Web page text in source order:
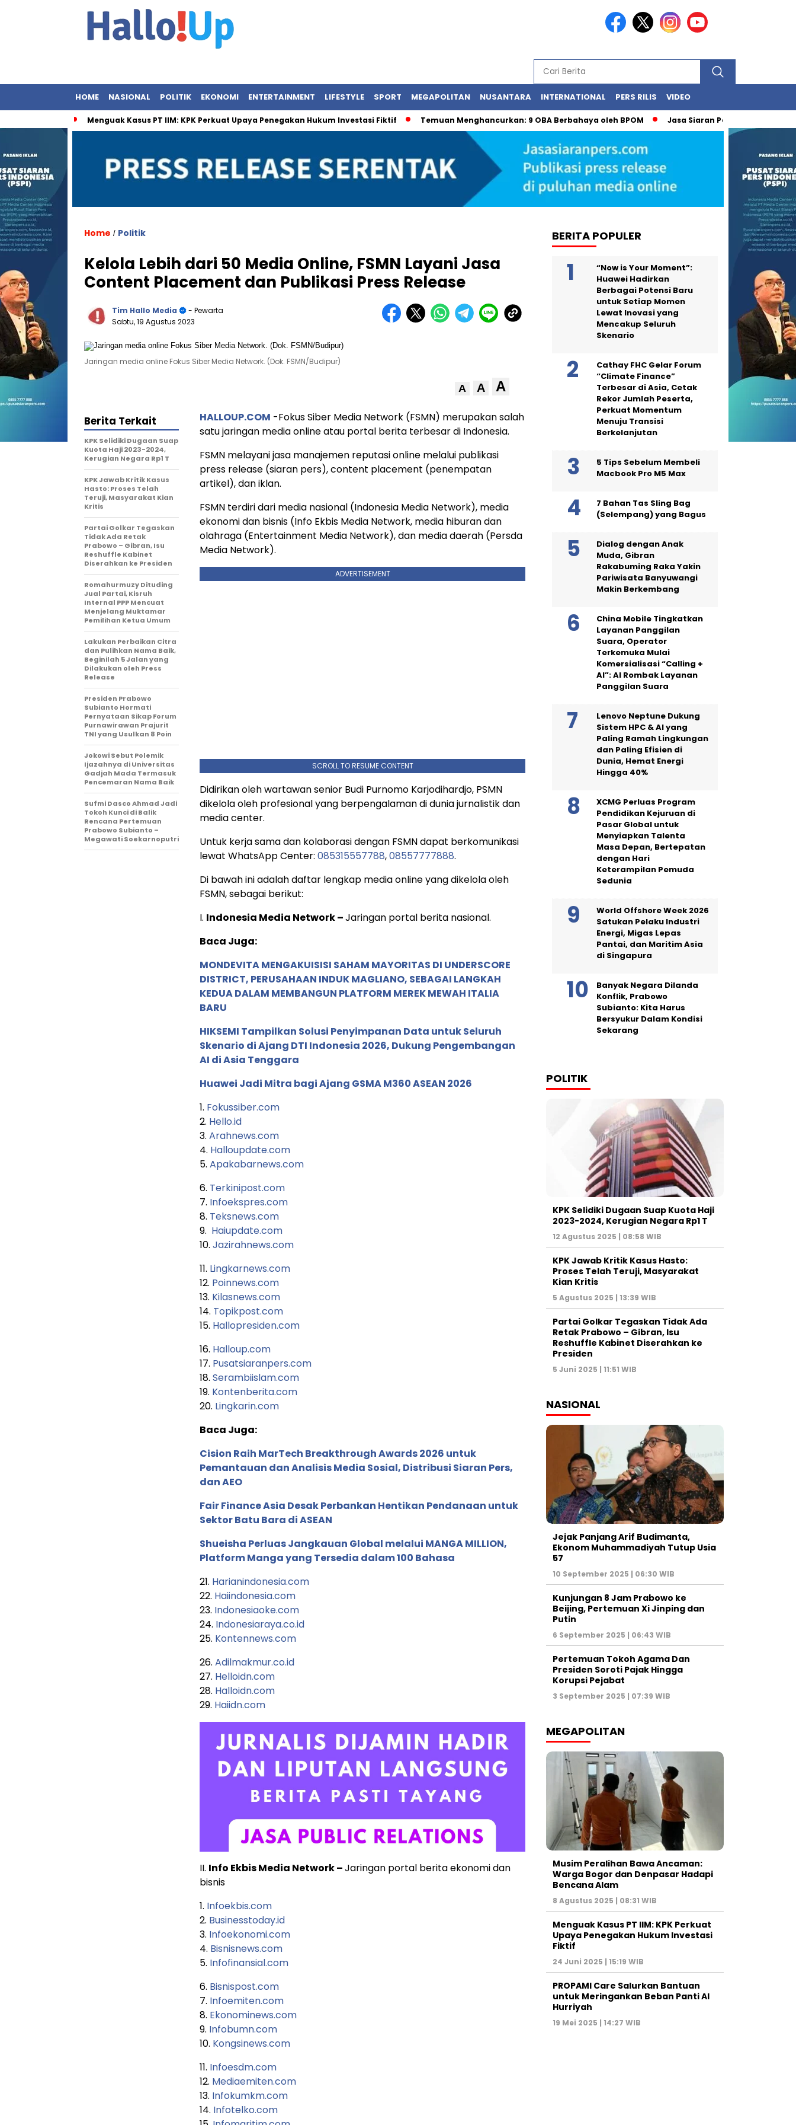
HOME NASIONAL POLITIK EKONOMI ENTERTAINMENT LIFESTYLE SPORT MEGAPOLITAN NUSANTARA INTERNATIONAL PERS RILIS VIDEO
Menguak Kasus PT IIM: KPK Perkuat Upaya Penegakan Hukum Investasi Fiktif Temuan Menghancurkan: 9 OBA Berbahaya oleh BPOM Jasa Siaran Pers Persriliscom
Home / Politik
Kelola Lebih dari 50 Media Online, FSMN Layani Jasa
Content Placement dan Publikasi Press Release
Tim Hallo Media
- Pewarta
Sabtu, 19 Agustus 2023
Jaringan media online Fokus Siber Media Network. (Dok. FSMN/Budipur)
A A A
HALLOUP.COM -Fokus Siber Media Network (FSMN) merupakan salah
satu jaringan media online atau portal berita terbesar di Indonesia.
FSMN melayani jasa manajemen reputasi online melalui publikasi
press release (siaran pers), content placement (penempatan
artikel), dan iklan.
FSMN terdiri dari media nasional (Indonesia Media Network), media
ekonomi dan bisnis (Info Ekbis Media Network, media hiburan dan
olahraga (Entertainment Media Network), dan media daerah (Persda
Media Network).
ADVERTISEMENT
SCROLL TO RESUME CONTENT
Didirikan oleh wartawan senior Budi Purnomo Karjodihardjo, PSMN
dikelola oleh profesional yang berpengalaman di dunia jurnalistik dan
media center.
Untuk kerja sama dan kolaborasi dengan FSMN dapat berkomunikasi
lewat WhatsApp Center: 085315557788,08557777888.
Di bawah ini adalah daftar lengkap media online yang dikelola oleh
FSMN, sebagai berikut:
I. Indonesia Media Network –Jaringan portal berita nasional.
Baca Juga:
MONDEVITA MENGAKUISISI SAHAM MAYORITAS DI UNDERSCORE
DISTRICT, PERUSAHAAN INDUK MAGLIANO, SEBAGAI LANGKAH
KEDUA DALAM MEMBANGUN PLATFORM MEREK MEWAH ITALIA
BARU
HIKSEMI Tampilkan Solusi Penyimpanan Data untuk Seluruh
Skenario di Ajang DTI Indonesia 2026, Dukung Pengembangan
AI di Asia Tenggara
Huawei Jadi Mitra bagi Ajang GSMA M360 ASEAN 2026
1. Fokussiber.com
2. Hello.id
3. Arahnews.com
4. Halloupdate.com
5. Apakabarnews.com
6. Terkinipost.com
7. Infoekspres.com
8. Teksnews.com
9. Haiupdate.com
10. Jazirahnews.com
11. Lingkarnews.com
12. Poinnews.com
13. Kilasnews.com
14. Topikpost.com
15. Hallopresiden.com
16. Halloup.com
17. Pusatsiaranpers.com
18. Serambiislam.com
19. Kontenberita.com
20. Lingkarin.com
Baca Juga:
Cision Raih MarTech Breakthrough Awards 2026 untuk
Pemantauan dan Analisis Media Sosial, Distribusi Siaran Pers,
dan AEO
Fair Finance Asia Desak Perbankan Hentikan Pendanaan untuk
Sektor Batu Bara di ASEAN
Shueisha Perluas Jangkauan Global melalui MANGA MILLION,
Platform Manga yang Tersedia dalam 100 Bahasa
21. Harianindonesia.com
22. Haiindonesia.com
23. Indonesiaoke.com
24. Indonesiaraya.co.id
25. Kontennews.com
26. Adilmakmur.co.id
27. Helloidn.com
28. Halloidn.com
29. Haiidn.com
II. Info Ekbis Media Network –Jaringan portal berita ekonomi dan
bisnis
1. Infoekbis.com
2. Businesstoday.id
3. Infoekonomi.com
4. Bisnisnews.com
5. Infofinansial.com
6. Bisnispost.com
7. Infoemiten.com
8. Ekonominews.com
9. Infobumn.com
10. Kongsinews.com
11. Infoesdm.com
12. Mediaemiten.com
13. Infokumkm.com
14. Infotelko.com
Berita Terkait
KPK Selidiki Dugaan Suap
Kuota Haji 2023-2024,
Kerugian Negara Rp1 T
KPK Jawab Kritik Kasus
Hasto: Proses Telah
Teruji, Masyarakat Kian
Kritis
Partai Golkar Tegaskan
Tidak Ada Retak
Prabowo – Gibran, Isu
Reshuffle Kabinet
Diserahkan ke Presiden
Romahurmuzy Dituding
Jual Partai, Kisruh
Internal PPP Mencuat
Menjelang Muktamar
Pemilihan Ketua Umum
Lakukan Perbaikan Citra
dan Pulihkan Nama Baik,
Beginilah 5 Jalan yang
Dilakukan oleh Press
Release
Presiden Prabowo
Subianto Hormati
Pernyataan Sikap Forum
Purnawirawan Prajurit
TNI yang Usulkan 8 Poin
Jokowi Sebut Polemik
Ijazahnya di Universitas
Gadjah Mada Termasuk
Pencemaran Nama Baik
Sufmi Dasco Ahmad Jadi
Tokoh Kunci di Balik
Rencana Pertemuan
Prabowo Subianto –
Megawati Soekarnoputri
BERITA POPULER
“Now is Your Moment”:
Huawei Hadirkan
Berbagai Potensi Baru
untuk Setiap Momen
Lewat Inovasi yang
Mencakup Seluruh
Skenario
Cathay FHC Gelar Forum
“Climate Finance”
Terbesar di Asia, Cetak
Rekor Jumlah Peserta,
Perkuat Momentum
Menuju Transisi
Berkelanjutan
5 Tips Sebelum Membeli
Macbook Pro M5 Max
7 Bahan Tas Sling Bag
(Selempang) yang Bagus
Dialog dengan Anak
Muda, Gibran
Rakabuming Raka Yakin
Pariwisata Banyuwangi
Makin Berkembang
China Mobile Tingkatkan
Layanan Panggilan
Suara, Operator
Terkemuka Mulai
Komersialisasi “Calling +
AI”: AI Rombak Layanan
Panggilan Suara
Lenovo Neptune Dukung
Sistem HPC & AI yang
Paling Ramah Lingkungan
dan Paling Efisien di
Dunia, Hemat Energi
Hingga 40%
XCMG Perluas Program
Pendidikan Kejuruan di
Pasar Global untuk
Menyiapkan Talenta
Masa Depan, Bertepatan
dengan Hari
Keterampilan Pemuda
Sedunia
World Offshore Week 2026
Satukan Pelaku Industri
Energi, Migas Lepas
Pantai, dan Maritim Asia
di Singapura
Banyak Negara Dilanda
Konflik, Prabowo
Subianto: Kita Harus
Bersyukur Dalam Kondisi
Sekarang
POLITIK
KPK Selidiki Dugaan Suap Kuota Haji
2023-2024, Kerugian Negara Rp1 T
12 Agustus 2025 | 08:58 WIB
KPK Jawab Kritik Kasus Hasto:
Proses Telah Teruji, Masyarakat
Kian Kritis
5 Agustus 2025 | 13:39 WIB
Partai Golkar Tegaskan Tidak Ada
Retak Prabowo – Gibran, Isu
Reshuffle Kabinet Diserahkan ke
Presiden
5 Juni 2025 | 11:51 WIB
NASIONAL
Jejak Panjang Arif Budimanta,
Ekonom Muhammadiyah Tutup Usia
57
10 September 2025 | 06:30 WIB
Kunjungan 8 Jam Prabowo ke
Beijing, Pertemuan Xi Jinping dan
Putin
6 September 2025 | 06:43 WIB
Pertemuan Tokoh Agama Dan
Presiden Soroti Pajak Hingga
Korupsi Pejabat
3 September 2025 | 07:39 WIB
MEGAPOLITAN
Musim Peralihan Bawa Ancaman:
Warga Bogor dan Denpasar Hadapi
Bencana Alam
8 Agustus 2025 | 08:31 WIB
Menguak Kasus PT IIM: KPK Perkuat
Upaya Penegakan Hukum Investasi
Fiktif
24 Juni 2025 | 15:19 WIB
PROPAMI Care Salurkan Bantuan
untuk Meringankan Beban Panti Al
Hurriyah
19 Mei 2025 | 14:27 WIB